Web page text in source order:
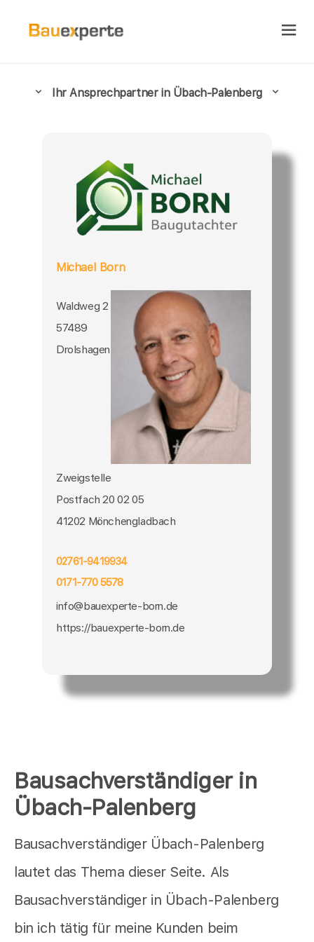
Bausachverständiger in
Übach-Palenberg
Bausachverständiger Übach-Palenberg
lautet das Thema dieser Seite. Als
Bausachverständiger in Übach-Palenberg
bin ich tätig für meine Kunden beim
Ihr Ansprechpartner in Übach-Palenberg
Michael Born
Waldweg 2
57489
Drolshagen
Zweigstelle
Postfach 20 02 05
41202 Mönchengladbach
02761-9419934
0171-770 5578
info@bauexperte-born.de
https://bauexperte-born.de